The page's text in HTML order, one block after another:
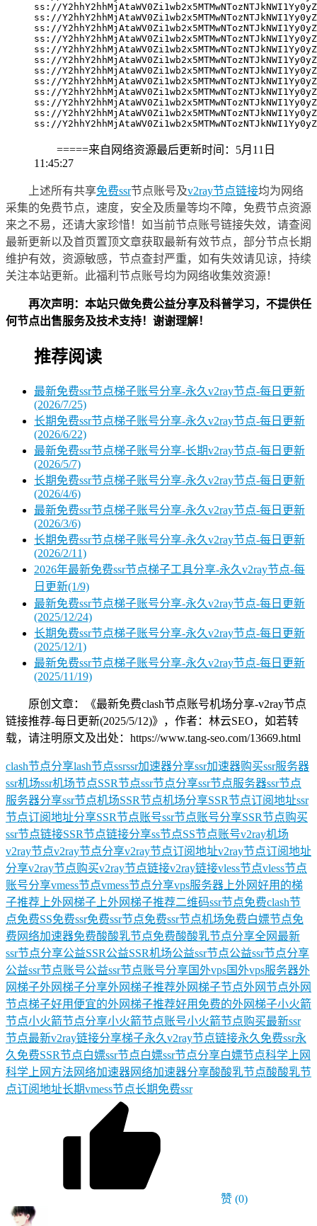
ss://
ss://
ss://
ss://
ss://
ss://
ss://
ss://
ss://
ss://
ss://
ss://
=====来自网络资源最后更新时间：5月11日
11 :45:27
上述所有共享免费ssr节点账号及v2ray节点链接均为网络
采集的免费节点，速度，安全及质量等均不障，免费节点资源
来之不易，还请大家珍惜！如当前节点账号链接失效，请查阅
最新更新以及首页置顶文章获取最新有效节点，部分节点长期
维护有效，资源敏感，节点查封严重，如有失效请见谅，持续
关注本站更新。此福利节点账号均为网络收集效资源！
再次声明：本站只做免费公益分享及科普学习，不提供任
何节点出售服务及技术支持！谢谢理解！
推荐阅读
最新免费ssr节点梯子账号分享-永久v2ray节点-每日更新
(2026/7/25)
长期免费ssr节点梯子账号分享-永久v2ray节点-每日更新
(2026/6/22)
最新免费ssr节点梯子账号分享-长期v2ray节点-每日更新
(2026/5/7)
长期免费ssr节点梯子账号分享-永久v2ray节点-每日更新
(2026/4/6)
最新免费ssr节点梯子账号分享-永久v2ray节点-每日更新
(2026/3/6)
长期免费ssr节点梯子账号分享-永久v2ray节点-每日更新
(2026/2/11)
2026年最新免费ssr节点梯子工具分享-永久v2ray节点-每
日更新(1/9)
最新免费ssr节点梯子账号分享-永久v2ray节点-每日更新
(2025/12/24)
长期免费ssr节点梯子账号分享-永久v2ray节点-每日更新
(2025/12/1)
最新免费ssr节点梯子账号分享-永久v2ray节点-每日更新
(2025/11/19)
原创文章：《最新免费clash节点账号机场分享-v2ray节点
链接推荐-每日更新(2025/5/12)》，作者：林云SEO，如若转
载，请注明原文及出处：https://www.tang-seo.com/13669.html
clash节点分享lash节点ssrssr加速器分享ssr加速器购买ssr服务器
ssr机场ssr机场节点SSR节点ssr节点分享ssr节点服务器ssr节点
服务器分享ssr节点机场SSR节点机场分享SSR节点订阅地址ssr
节点订阅地址分享SSR节点账号ssr节点账号分享SSR节点购买
ssr节点链接SSR节点链接分享ss节点SS节点账号v2ray机场
v2ray节点v2ray节点分享v2ray节点订阅地址v2ray节点订阅地址
分享v2ray节点购买v2ray节点链接v2ray链接vless节点vless节点
账号分享vmess节点vmess节点分享vps服务器 上外网好用的梯
子推荐 上外网梯子 上外网梯子推荐二维码ssr节点免费clash节
点免费SS免费ssr免费ssr节点免费ssr节点机场免费白嫖节点免
费网络加速器免费酸酸乳节点免费酸酸乳节点分享全网最新
ssr节点分享公益SSR公益SSR机场公益ssr节点公益ssr节点分享
公益ssr节点账号公益ssr节点账号分享国外vps国外vps服务器外
网梯子外网梯子分享外网梯子推荐外网梯子节点外网节点外网
节点梯子好用便宜的外网梯子推荐好用免费的外网梯子小火箭
节点小火箭节点分享小火箭节点账号小火箭节点购买最新ssr
节点最新v2ray链接分享梯子永久v2ray节点链接永久免费ssr永
久免费SSR节点白嫖ssr节点白嫖ssr节点分享白嫖节点科学上网
科学上网方法 网络加速器网络加速器分享酸酸乳节点酸酸乳节
点订阅地址长期vmess节点长期免费ssr
赞 (0)